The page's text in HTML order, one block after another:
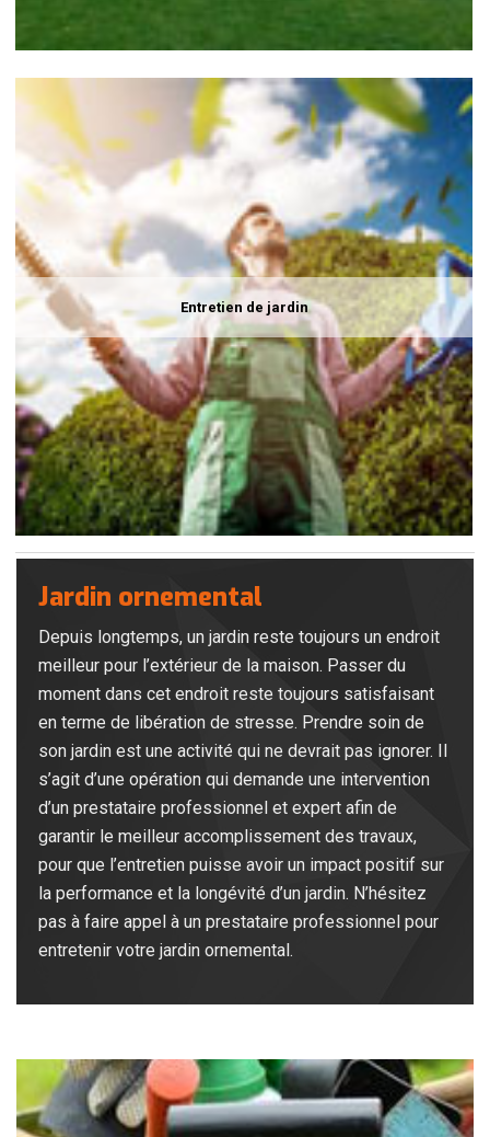
Entretien de jardin
Jardin ornemental
Depuis longtemps, un jardin reste toujours un endroit
meilleur pour l’extérieur de la maison. Passer du
moment dans cet endroit reste toujours satisfaisant
en terme de libération de stresse. Prendre soin de
son jardin est une activité qui ne devrait pas ignorer. Il
s’agit d’une opération qui demande une intervention
d’un prestataire professionnel et expert afin de
garantir le meilleur accomplissement des travaux,
pour que l’entretien puisse avoir un impact positif sur
la performance et la longévité d’un jardin. N’hésitez
pas à faire appel à un prestataire professionnel pour
entretenir votre jardin ornemental.